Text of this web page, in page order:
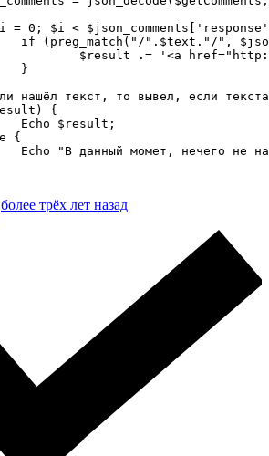
более трёх лет назад